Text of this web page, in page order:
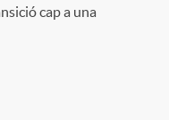
cap a una